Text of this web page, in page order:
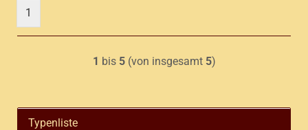
1
1 bis 5(von insgesamt 5)
Typenliste